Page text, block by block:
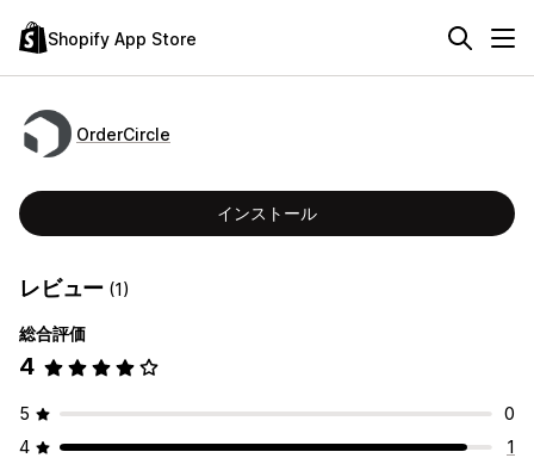
Shopify App Store
OrderCircle
インストール
レビュー (1)
総合評価
4
5
0
4
1